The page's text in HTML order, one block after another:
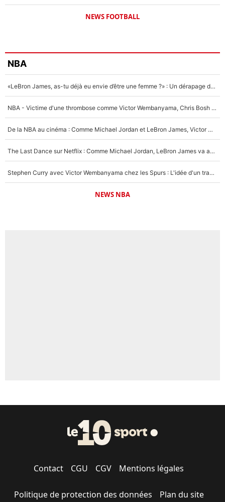
NEWS FOOTBALL
NBA
«LeBron James, as-tu déjà eu envie d’être une femme ?» : Un dérapage de Donald Trump sur la superstar de la NBA refait surface
NBA - Victime d'une thrombose comme Victor Wembanyama, Chris Bosh prévient le Français des risques sur sa santé : «J’ai failli mourir sur le coup et j’ai été ramené à la vie»
De la NBA au cinéma : Comme Michael Jordan et LeBron James, Victor Wembanyama rêve d'une carrière d'acteur !
The Last Dance sur Netflix : Comme Michael Jordan, LeBron James va avoir le droit à sa série !
Stephen Curry avec Victor Wembanyama chez les Spurs : L'idée d'un trade historique est lancée en NBA !
NEWS NBA
Contact CGU CGV Mentions légales
Politique de protection des données Plan du site